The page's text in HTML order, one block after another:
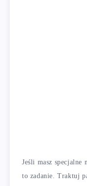
Jeśli masz
to zadanie. Traktuj